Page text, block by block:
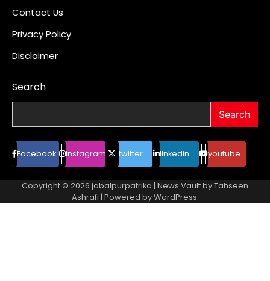
Contact Us
Privacy Policy
Disclaimer
Search
Search
Facebook instagram twitter linkedin youtube
Copyright © 2026 jabalpurpatrika | News Vault byTahseen
Ashrafi | Powered byWordPress.